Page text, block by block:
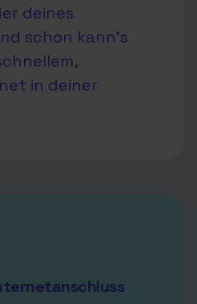
deines
schon kann’s
in deiner